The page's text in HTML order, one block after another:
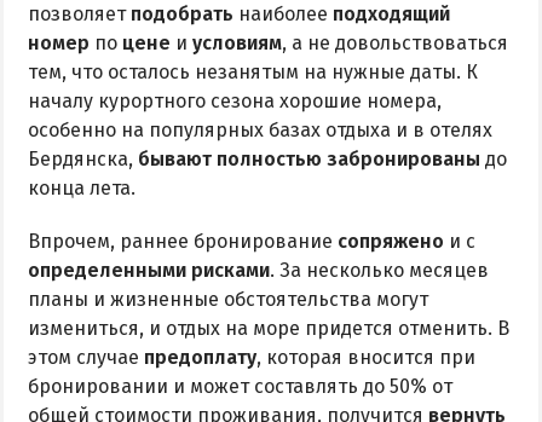
позволяет подобрать наиболее подходящий
номер по цене и условиям, а не довольствоваться
тем, что осталось незанятым на нужные даты. К
началу курортного сезона хорошие номера,
особенно на популярных базах отдыха и в отелях
Бердянска, бывают полностью забронированы до
конца лета.
Впрочем, раннее бронирование сопряжено и с
определенными рисками. За несколько месяцев
планы и жизненные обстоятельства могут
измениться, и отдых на море придется отменить. В
этом случае предоплату, которая вносится при
бронировании и может составлять до 50% от
общей стоимости проживания, получится вернуть